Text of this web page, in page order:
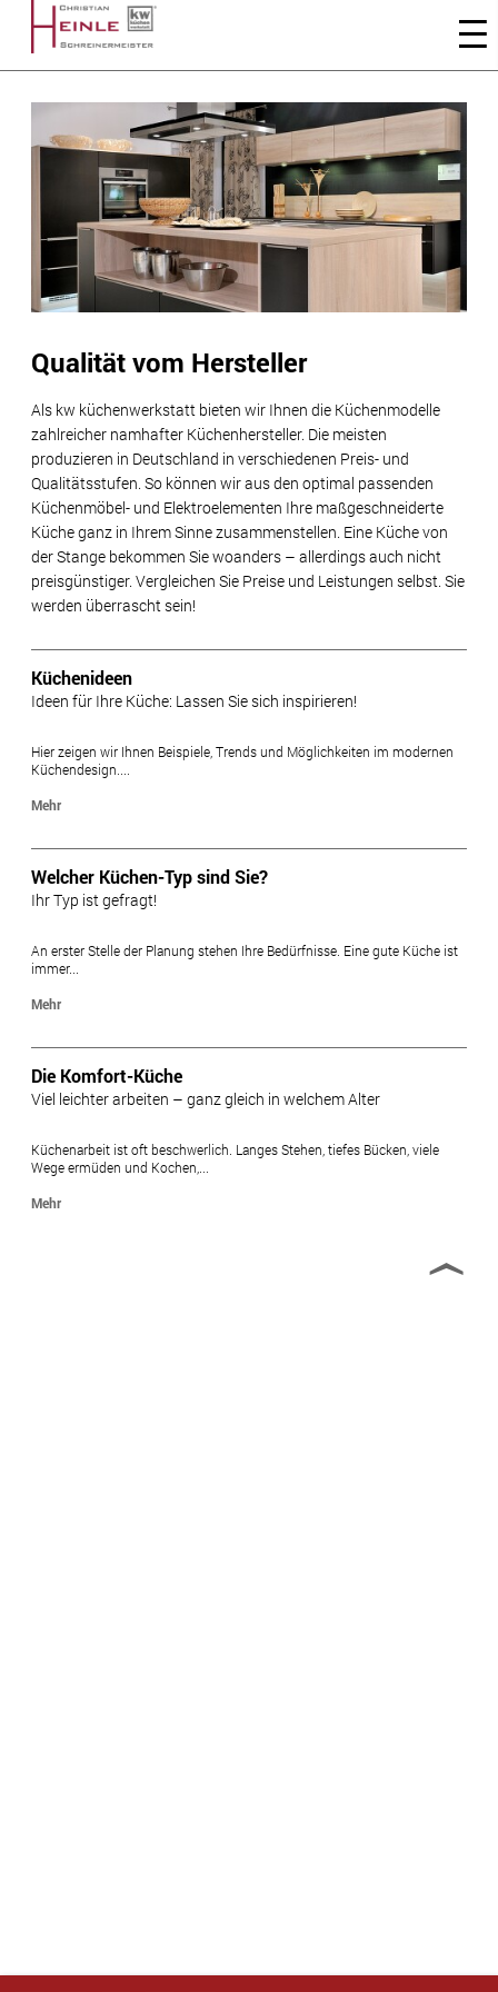
Qualität vom Hersteller
Als kw küchenwerkstatt bieten wir Ihnen die Küchenmodelle
zahlreicher namhafter Küchenhersteller. Die meisten
produzieren in Deutschland in verschiedenen Preis- und
Qualitätsstufen. So können wir aus den optimal passenden
Küchenmöbel- und Elektroelementen Ihre maßgeschneiderte
Küche ganz in Ihrem Sinne zusammenstellen. Eine Küche von
der Stange bekommen Sie woanders – allerdings auch nicht
preisgünstiger. Vergleichen Sie Preise und Leistungen selbst. Sie
werden überrascht sein!
Küchenideen
Ideen für Ihre Küche: Lassen Sie sich inspirieren!
Hier zeigen wir Ihnen Beispiele, Trends und Möglichkeiten im modernen
Küchendesign....
Mehr
Welcher Küchen-Typ sind Sie?
Ihr Typ ist gefragt!
An erster Stelle der Planung stehen Ihre Bedürfnisse. Eine gute Küche ist
immer...
Mehr
Die Komfort-Küche
Viel leichter arbeiten – ganz gleich in welchem Alter
Küchenarbeit ist oft beschwerlich. Langes Stehen, tiefes Bücken, viele
Wege ermüden und Kochen,...
Mehr